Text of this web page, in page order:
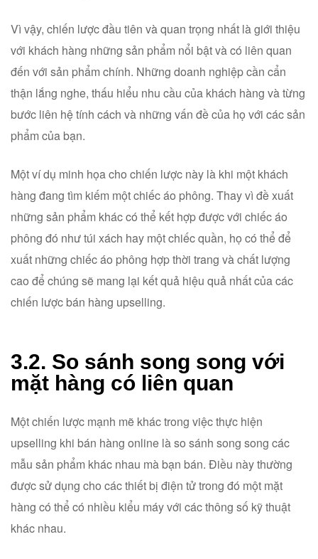
Vì vậy, chiến lược đầu tiên và quan trọng nhất là giới thiệu
với khách hàng những sản phẩm nổi bật và có liên quan
đến với sản phẩm chính. Những doanh nghiệp cần cẩn
thận lắng nghe, thấu hiểu nhu cầu của khách hàng và từng
bước liên hệ tính cách và những vấn đề của họ với các sản
phẩm của bạn.
Một ví dụ minh họa cho chiến lược này là khi một khách
hàng đang tìm kiếm một chiếc áo phông. Thay vì đề xuất
những sản phẩm khác có thể kết hợp được với chiếc áo
phông đó như túi xách hay một chiếc quần, họ có thể để
xuất những chiếc áo phông hợp thời trang và chất lượng
cao để chúng sẽ mang lại kết quả hiệu quả nhất của các
chiến lược bán hàng upselling.
3.2. So sánh song song với
mặt hàng có liên quan
Một chiến lược mạnh mẽ khác trong việc thực hiện
upselling khi bán hàng online là so sánh song song các
mẫu sản phẩm khác nhau mà bạn bán. Điều này thường
được sử dụng cho các thiết bị điện tử trong đó một mặt
hàng có thể có nhiều kiểu máy với các thông số kỹ thuật
khác nhau.